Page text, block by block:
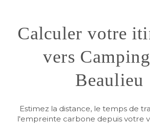
Calculer votre
vers
Beaulieu
Estimez la distance, le temps de
l'empreinte carbone depuis votre